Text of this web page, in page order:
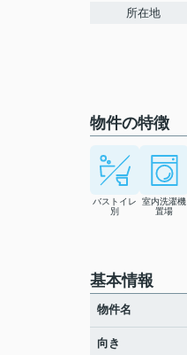
所在地
物件の特徴
バストイレ
別
室内洗濯機
置場
基本情報
物件名
向き